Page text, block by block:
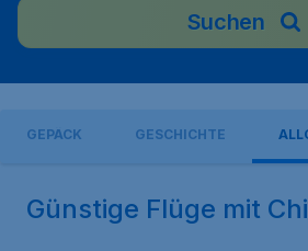
Suchen
GEPÄCK GESCHICHTE
Günstige Flüge mit